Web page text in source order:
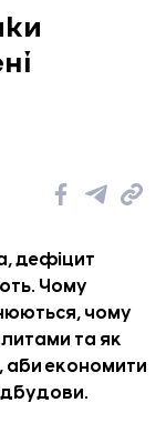
дефіцит
Чому
чому
та як
аби економити